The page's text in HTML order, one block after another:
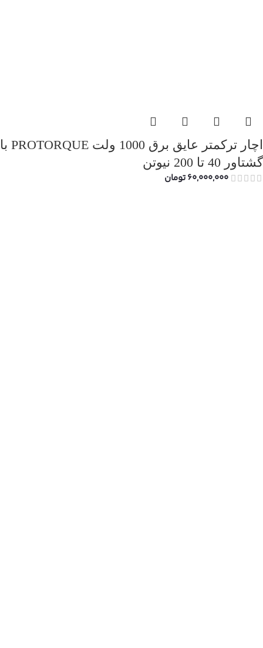
اچار ترکمتر عایق برق 1000 ولت PROTORQUE با
گشتاور 40 تا 200 نیوتن
60,000,000تومان